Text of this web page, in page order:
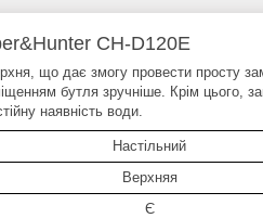
CH-D120E
що дає змогу провести просту
бутля зручніше. Крім цього,
наявність води.
Настільний
Верхняя
Є